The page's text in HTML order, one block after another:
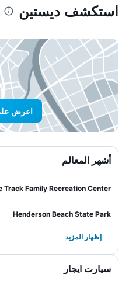
استكشف ديستين
اعرض
أشهر المعالم
Track Family Recreation Center
Henderson Beach State Park
إظهار المزيد
سيارت ايجار